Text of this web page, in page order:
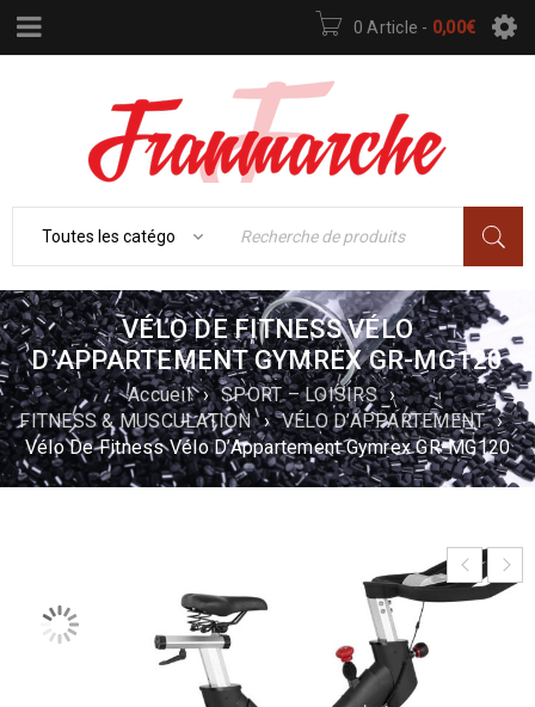
0 Article - 0,00€
VÉLO DE FITNESS VÉLO
D’APPARTEMENT GYMREX GR-MG120
Accueil › SPORT – LOISIRS ›
FITNESS & MUSCULATION › VÉLO D’APPARTEMENT ›
Vélo De Fitness Vélo D’Appartement Gymrex GR-MG120